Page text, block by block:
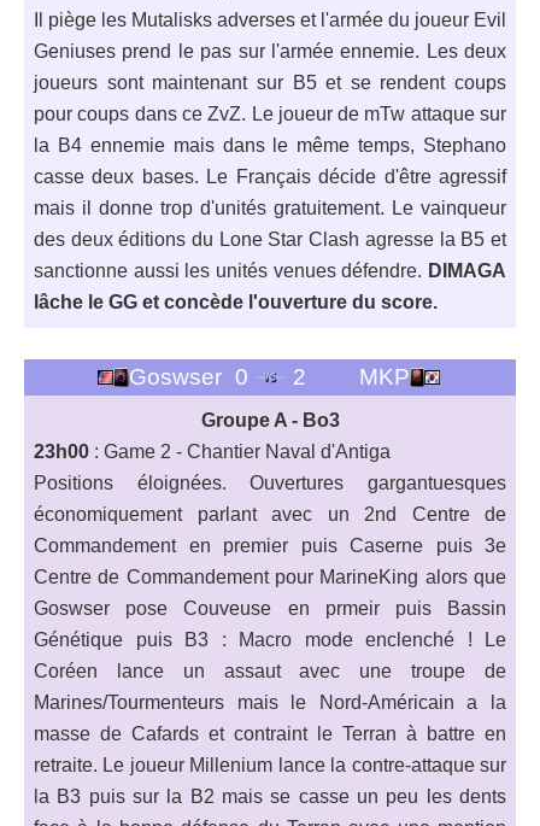
Il piège les Mutalisks adverses et l'armée du joueur Evil
Geniuses prend le pas sur l'armée ennemie. Les deux
joueurs sont maintenant sur B5 et se rendent coups
pour coups dans ce ZvZ. Le joueur de mTw attaque sur
la B4 ennemie mais dans le même temps, Stephano
casse deux bases. Le Français décide d'être agressif
mais il donne trop d'unités gratuitement. Le vainqueur
des deux éditions du Lone Star Clash agresse la B5 et
sanctionne aussi les unités venues défendre. DIMAGA
lâche le GG et concède l'ouverture du score.
Goswser 0 2 MKP
Groupe A - Bo3
23h00 : Game 2 - Chantier Naval d'Antiga
Positions éloignées. Ouvertures gargantuesques
économiquement parlant avec un 2nd Centre de
Commandement en premier puis Caserne puis 3e
Centre de Commandement pour MarineKing alors que
Goswser pose Couveuse en prmeir puis Bassin
Génétique puis B3 : Macro mode enclenché ! Le
Coréen lance un assaut avec une troupe de
Marines/Tourmenteurs mais le Nord-Américain a la
masse de Cafards et contraint le Terran à battre en
retraite. Le joueur Millenium lance la contre-attaque sur
la B3 puis sur la B2 mais se casse un peu les dents